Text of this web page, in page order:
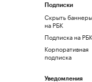
Подписки
Скрыть баннеры
на РБК
Подписка на РБК
Корпоративная
подписка
Уведомления